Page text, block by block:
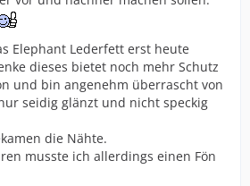
Elephant Lederfett erst heute
dieses bietet noch mehr Schutz
und bin angenehm überrascht von
seidig glänzt und nicht speckig
die Nähte.
musste ich allerdings einen Fön